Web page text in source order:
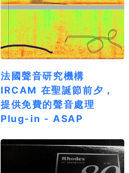
法國聲音研究機構
IRCAM 在聖誕節前夕，
提供免費的聲音處理
Plug-in - ASAP